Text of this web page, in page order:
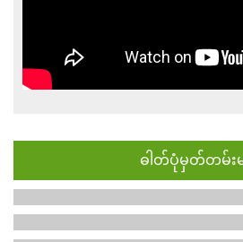
ဓါတ်ပုံမှတ်တမ်းမ